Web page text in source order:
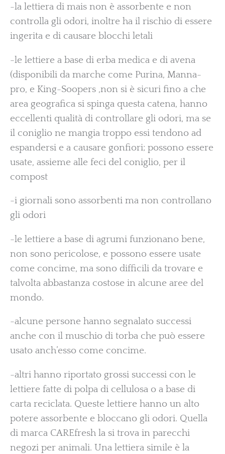
-la lettiera di mais non è assorbente e non
controlla gli odori, inoltre ha il rischio di essere
ingerita e di causare blocchi letali
-le lettiere a base di erba medica e di avena
(disponibili da marche come Purina, Manna-
pro, e King-Soopers ,non si è sicuri fino a che
area geografica si spinga questa catena, hanno
eccellenti qualità di controllare gli odori, ma se
il coniglio ne mangia troppo essi tendono ad
espandersi e a causare gonfiori; possono essere
usate, assieme alle feci del coniglio, per il
compost
-i giornali sono assorbenti ma non controllano
gli odori
-le lettiere a base di agrumi funzionano bene,
non sono pericolose, e possono essere usate
come concime, ma sono difficili da trovare e
talvolta abbastanza costose in alcune aree del
mondo.
-alcune persone hanno segnalato successi
anche con il muschio di torba che può essere
usato anch’esso come concime.
-altri hanno riportato grossi successi con le
lettiere fatte di polpa di cellulosa o a base di
carta reciclata. Queste lettiere hanno un alto
potere assorbente e bloccano gli odori. Quella
di marca CAREfresh la si trova in parecchi
negozi per animali. Una lettiera simile è la